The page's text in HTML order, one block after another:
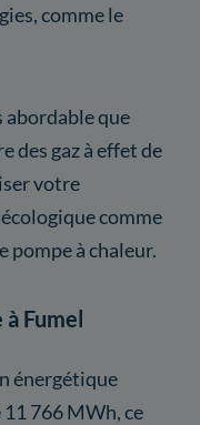
comme le
abordable que
des gaz à effet de
votre
comme
pompe à chaleur.
Fumel
énergétique
766 MWh, ce